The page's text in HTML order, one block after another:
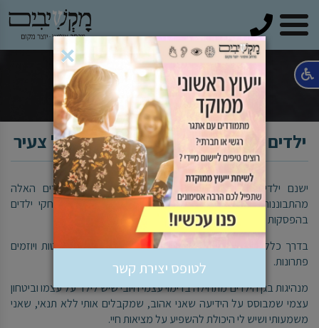
ילדים מנהיגים - העצמה מתחילה בגיל צעיר
ישנם ילדים שהם מנהיגים מלידה. ניתן לזהות את הילדים האלה
מהתבוננות בקבוצות ילדים בגני השעשועים, בצפייה במשחקי ילדים
בהפסקות בית הספר ואפילו כבר בגן הילדים.
בדרך כלל נראה אותם מובילים את המשחק, מחליטים החלטות ויוזמים
פתרונות.
מנהיגות בגן הילדים מתחילה בדימוי עצמי חיובי שיש לילד על עצמו וביטחון
עצמי שמבוסס על הידיעה שאני אהוב, שמקבלים אותי ללא תנאי, שאני
משמעותי ושיש לי היכולת להשפיע על מציאות חיי.
×
לטופס יצירת קשר